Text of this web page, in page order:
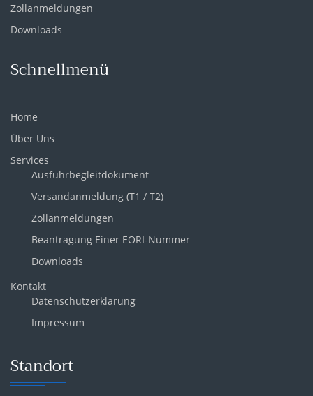
Zollanmeldungen
Downloads
Schnellmenü
Home
Über Uns
Services
Ausfuhrbegleitdokument
Versandanmeldung (T1 / T2)
Zollanmeldungen
Beantragung Einer EORI-Nummer
Downloads
Kontakt
Datenschutzerklärung
Impressum
Standort